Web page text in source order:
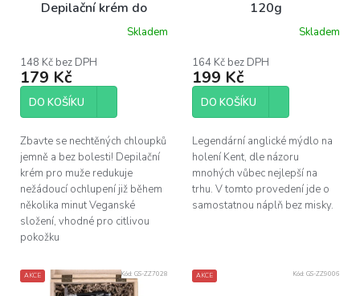
ů
Depilační krém do
sprchy, 200 mlSkladem
148 Kč bez DPH
179 Kč
DO KOŠÍKU
Zbavte se nechtěných chloupků
jemně a bez bolesti! Depilační
krém pro muže redukuje
nežádoucí ochlupení již během
několika minut Veganské
složení, vhodné pro citlivou
pokožku
120g
Skladem
164 Kč bez DPH
199 Kč
DO KOŠÍKU
Legendární anglické mýdlo na
holení Kent, dle názoru
mnohých vůbec nejlepší na
trhu. V tomto provedení jde o
samostatnou náplň bez misky.
AKCE Kód: GS-ZZ7028 AKCE Kód: GS-ZZ9006